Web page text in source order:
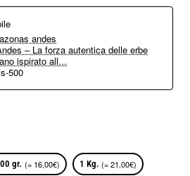
andes
– La forza autentica delle erbe
ispirato all...
500
gr. (= 16,00€) 1 Kg. (= 21,00€)